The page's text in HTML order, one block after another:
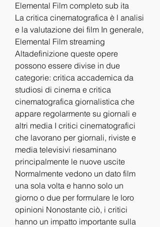
Elemental Film completo sub ita
La critica cinematografica è l analisi
e la valutazione dei film In generale,
Elemental Film streaming
Altadefinizione queste opere
possono essere divise in due
categorie: critica accademica da
studiosi di cinema e critica
cinematografica giornalistica che
appare regolarmente su giornali e
altri media I critici cinematografici
che lavorano per giornali, riviste e
media televisivi riesaminano
principalmente le nuove uscite
Normalmente vedono un dato film
una sola volta e hanno solo un
giorno o due per formulare le loro
opinioni Nonostante ciò, i critici
hanno un impatto importante sulla